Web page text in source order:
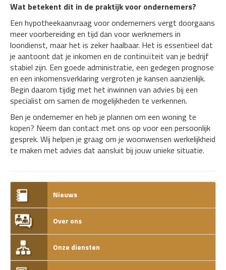
Wat betekent dit in de praktijk voor ondernemers?
Een hypotheekaanvraag voor ondernemers vergt doorgaans
meer voorbereiding en tijd dan voor werknemers in
loondienst, maar het is zeker haalbaar. Het is essentieel dat
je aantoont dat je inkomen en de continuïteit van je bedrijf
stabiel zijn. Een goede administratie, een gedegen prognose
en een inkomensverklaring vergroten je kansen aanzienlijk.
Begin daarom tijdig met het inwinnen van advies bij een
specialist om samen de mogelijkheden te verkennen.
Ben je ondernemer en heb je plannen om een woning te
kopen? Neem dan contact met ons op voor een persoonlijk
gesprek. Wij helpen je graag om je woonwensen werkelijkheid
te maken met advies dat aansluit bij jouw unieke situatie.
Nieuws
Over ons
Onze diensten